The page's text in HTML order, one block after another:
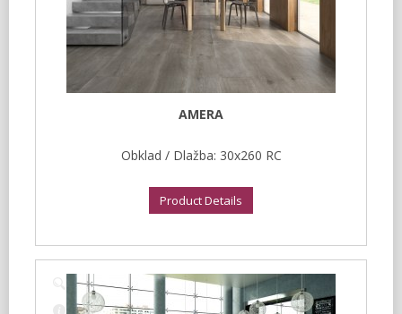
AMERA
Obklad / Dlažba: 30x260 RC
Product Details